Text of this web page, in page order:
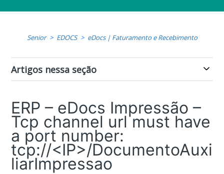
Senior EDOCS eDocs | Faturamento e Recebimento
Artigos nessa seção
ERP – eDocs Impressão –
Tcp channel url must have
a port number:
tcp://<IP>/DocumentoAuxi
liarImpressao